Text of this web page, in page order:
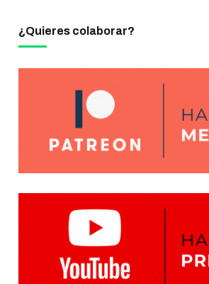
¿Quieres colaborar?